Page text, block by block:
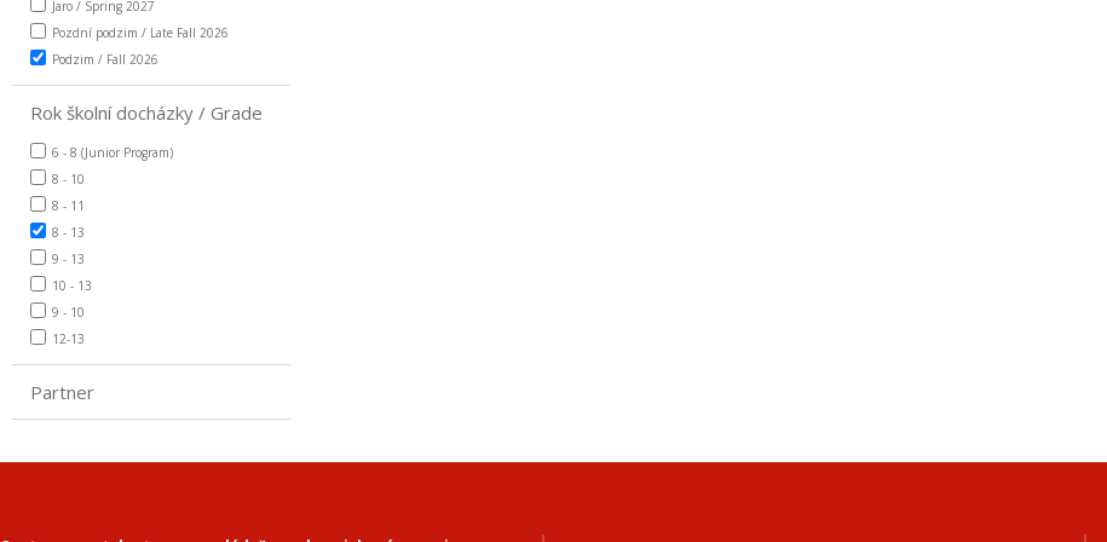
Jaro / Spring 2027
Pozdní podzim / Late Fall 2026
Podzim / Fall 2026
Rok školní docházky / Grade
6 - 8 (Junior Program)
8 - 10
8 - 11
8 - 13
9 - 13
10 - 13
9 - 10
12-13
Partner